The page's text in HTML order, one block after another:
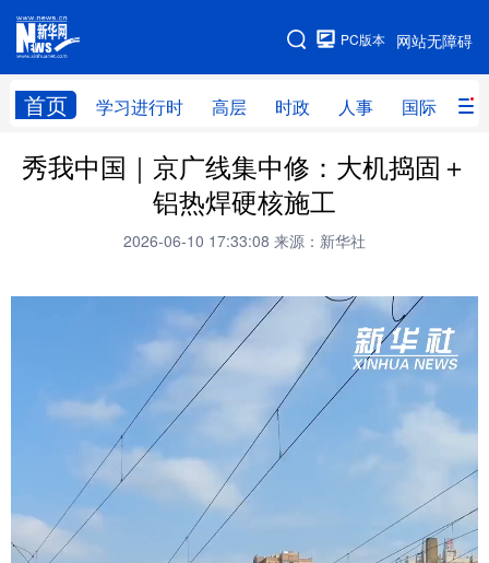
网站无障碍
PC版本
首页 学习进行时 高层 时政 人事 国际 财
网站地图
学习进行时 高层 时政 人事
财经 网评
全球连线
科技 科创 量子 体育
书画 健康 军事
视频 图片
中央文件 金融
食品 人居 数字经济
学术中国 乡村振兴 溯源中国
秀我中国｜京广线集中修：大机捣固＋
铝热焊硬核施工
2026-06-10 17:33:08 来源：新华社